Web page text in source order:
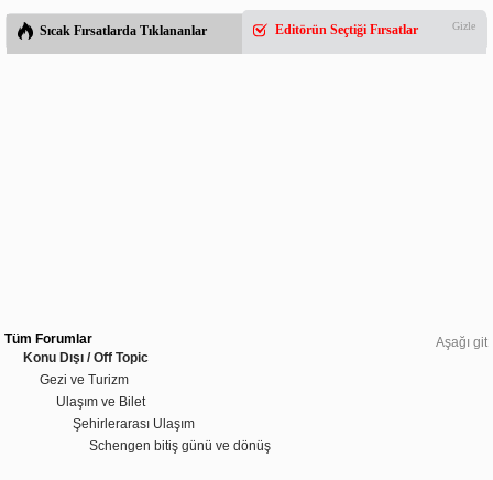
Sıcak Fırsatlarda Tıklananlar Editörün Seçtiği Fırsatlar Gizle
Aşağı git
Tüm Forumlar
Konu Dışı / Off Topic
Gezi ve Turizm
Ulaşım ve Bilet
Şehirlerarası Ulaşım
Schengen bitiş günü ve dönüş